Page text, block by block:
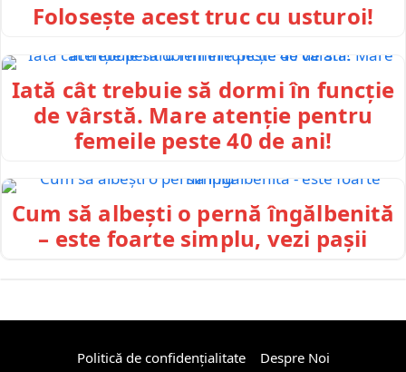
Folosește acest truc cu usturoi!
Iată cât trebuie să dormi în funcție
de vârstă. Mare atenție pentru
femeile peste 40 de ani!
Cum să albești o pernă îngălbenită
– este foarte simplu, vezi pașii
Politică de confidențialitate
Despre Noi